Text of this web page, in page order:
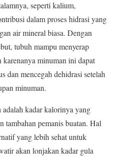
seperti kalium,
dalam proses hidrasi yang
air mineral biasa. Dengan
tubuh mampu menyerap
minuman ini dapat
dan mencegah dehidrasi setelah
minuman.
kadar kalorinya yang
tambahan pemanis buatan. Hal
yang lebih sehat untuk
akan lonjakan kadar gula